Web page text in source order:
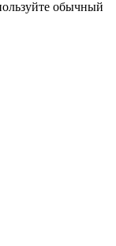
обычный